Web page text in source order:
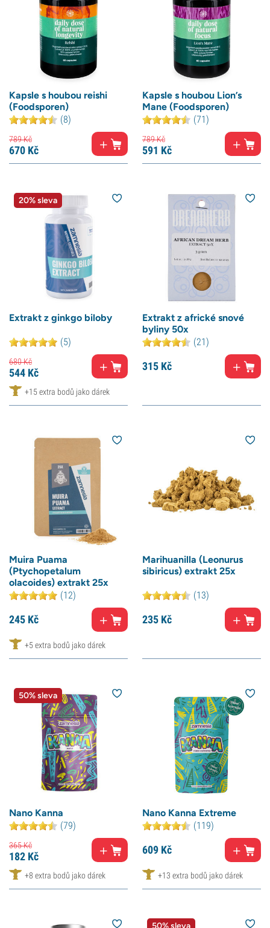
Kapsle s houbou reishi
(Foodsporen)
(8)
789Kč
670 Kč
Kapsle s houbou Lion’s
Mane (Foodsporen)
(71)
789Kč
591 Kč
20% sleva
Extrakt z ginkgo biloby
(5)
680Kč
544 Kč
+15 extra bodů jako dárek
Extrakt z africké snové
byliny 50x
(21)
315 Kč
Muira Puama
(Ptychopetalum
olacoides) extrakt 25x
(12)
245 Kč
+5 extra bodů jako dárek
Marihuanilla (Leonurus
sibiricus) extrakt 25x
(13)
235 Kč
50% sleva
Nano Kanna
(79)
365Kč
182 Kč
+8 extra bodů jako dárek
Nano Kanna Extreme
(119)
609 Kč
+13 extra bodů jako dárek
50% sleva